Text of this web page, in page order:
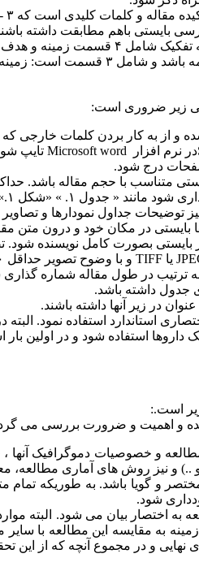
کلیدی است که ۳ - ۷ واژه کلیدی از واژگان عناوین مباحث پزشکی
بایستی باهم مطابقت داشته
یافته‌ها و نتیجه‌گیری است
زیر ضروری است:
و از به کار بردن کلمات خارجی
در نرم افزار Microsoft word تایپ شود به طوریکه ۵/۲
درج شود.
مقاله باشد. حداکثر ۱۰ مقاله و جدول، قابل پذیرش
مانند « جدول ۱. » «شکل ۱.»
توضیحات جداول نمودارها و
بایستی در مکان خود و درون متن
بایستی بصورت کامل نویسنده
یا TIFF و با وضوح تصویر حداقل ۳۰۰
به ترتیب در طول مقاله شماره گذاری
جدول داشته باشد.
در زیر آنها داشته باشند.
استاندارد استفاده نمود. البته
داروها استفاده شود و در اولین
است:.
و اهمیت و ضرورت بررسی می
و خصوصیات دموگرافیک آنها
و نیز روش های آماری مطالعه،
و گویا باشد. به طوریکه تمام
شود.
به اختصار بیان می شود. البته
به مقایسه این مطالعه با سایر
نهایی و در مجموع آنچه که از